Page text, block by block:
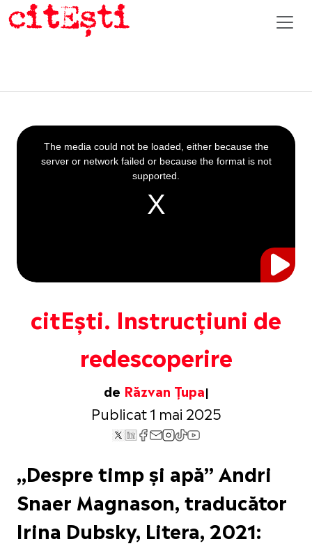
citEști. Instrucțiuni de
redescoperire
de Răzvan Țupa
Publicat 1 mai 2025
This
is
a
The media could not be loaded, either because the
server or network failed or because the format is not
supported.
„Despre timp și apă” Andri
Snaer Magnason, traducător
Irina Dubsky, Litera, 2021: